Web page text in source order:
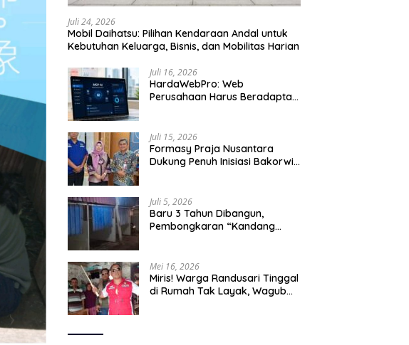
Juli 24, 2026
Mobil Daihatsu: Pilihan Kendaraan Andal untuk
Kebutuhan Keluarga, Bisnis, dan Mobilitas Harian
Juli 16, 2026
HardaWebPro: Web
Perusahaan Harus Beradaptasi
Operasional
Juli 15, 2026
Formasy Praja Nusantara
Dukung Penuh Inisiasi Bakorwil
Juli 5, 2026
Baru 3 Tahun Dibangun,
Pembongkaran “Kandang
Mei 16, 2026
Miris! Warga Randusari Tinggal
di Rumah Tak Layak, Wagub